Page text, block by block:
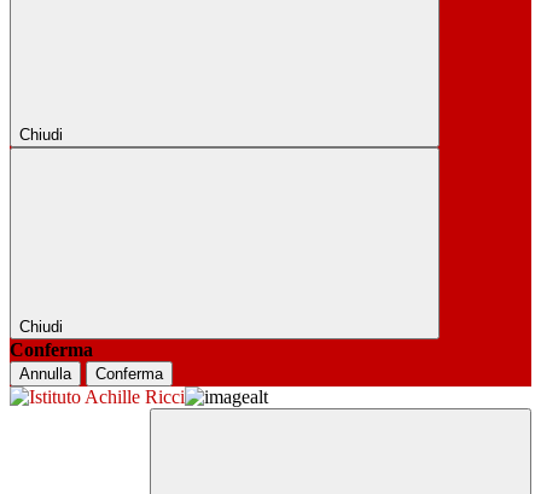
Chiudi
Chiudi
Conferma
Annulla Conferma